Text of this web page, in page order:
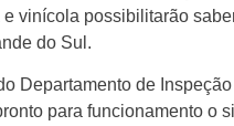
vinícola possibilitarão
do Sul.
Departamento de
para funcionamento o